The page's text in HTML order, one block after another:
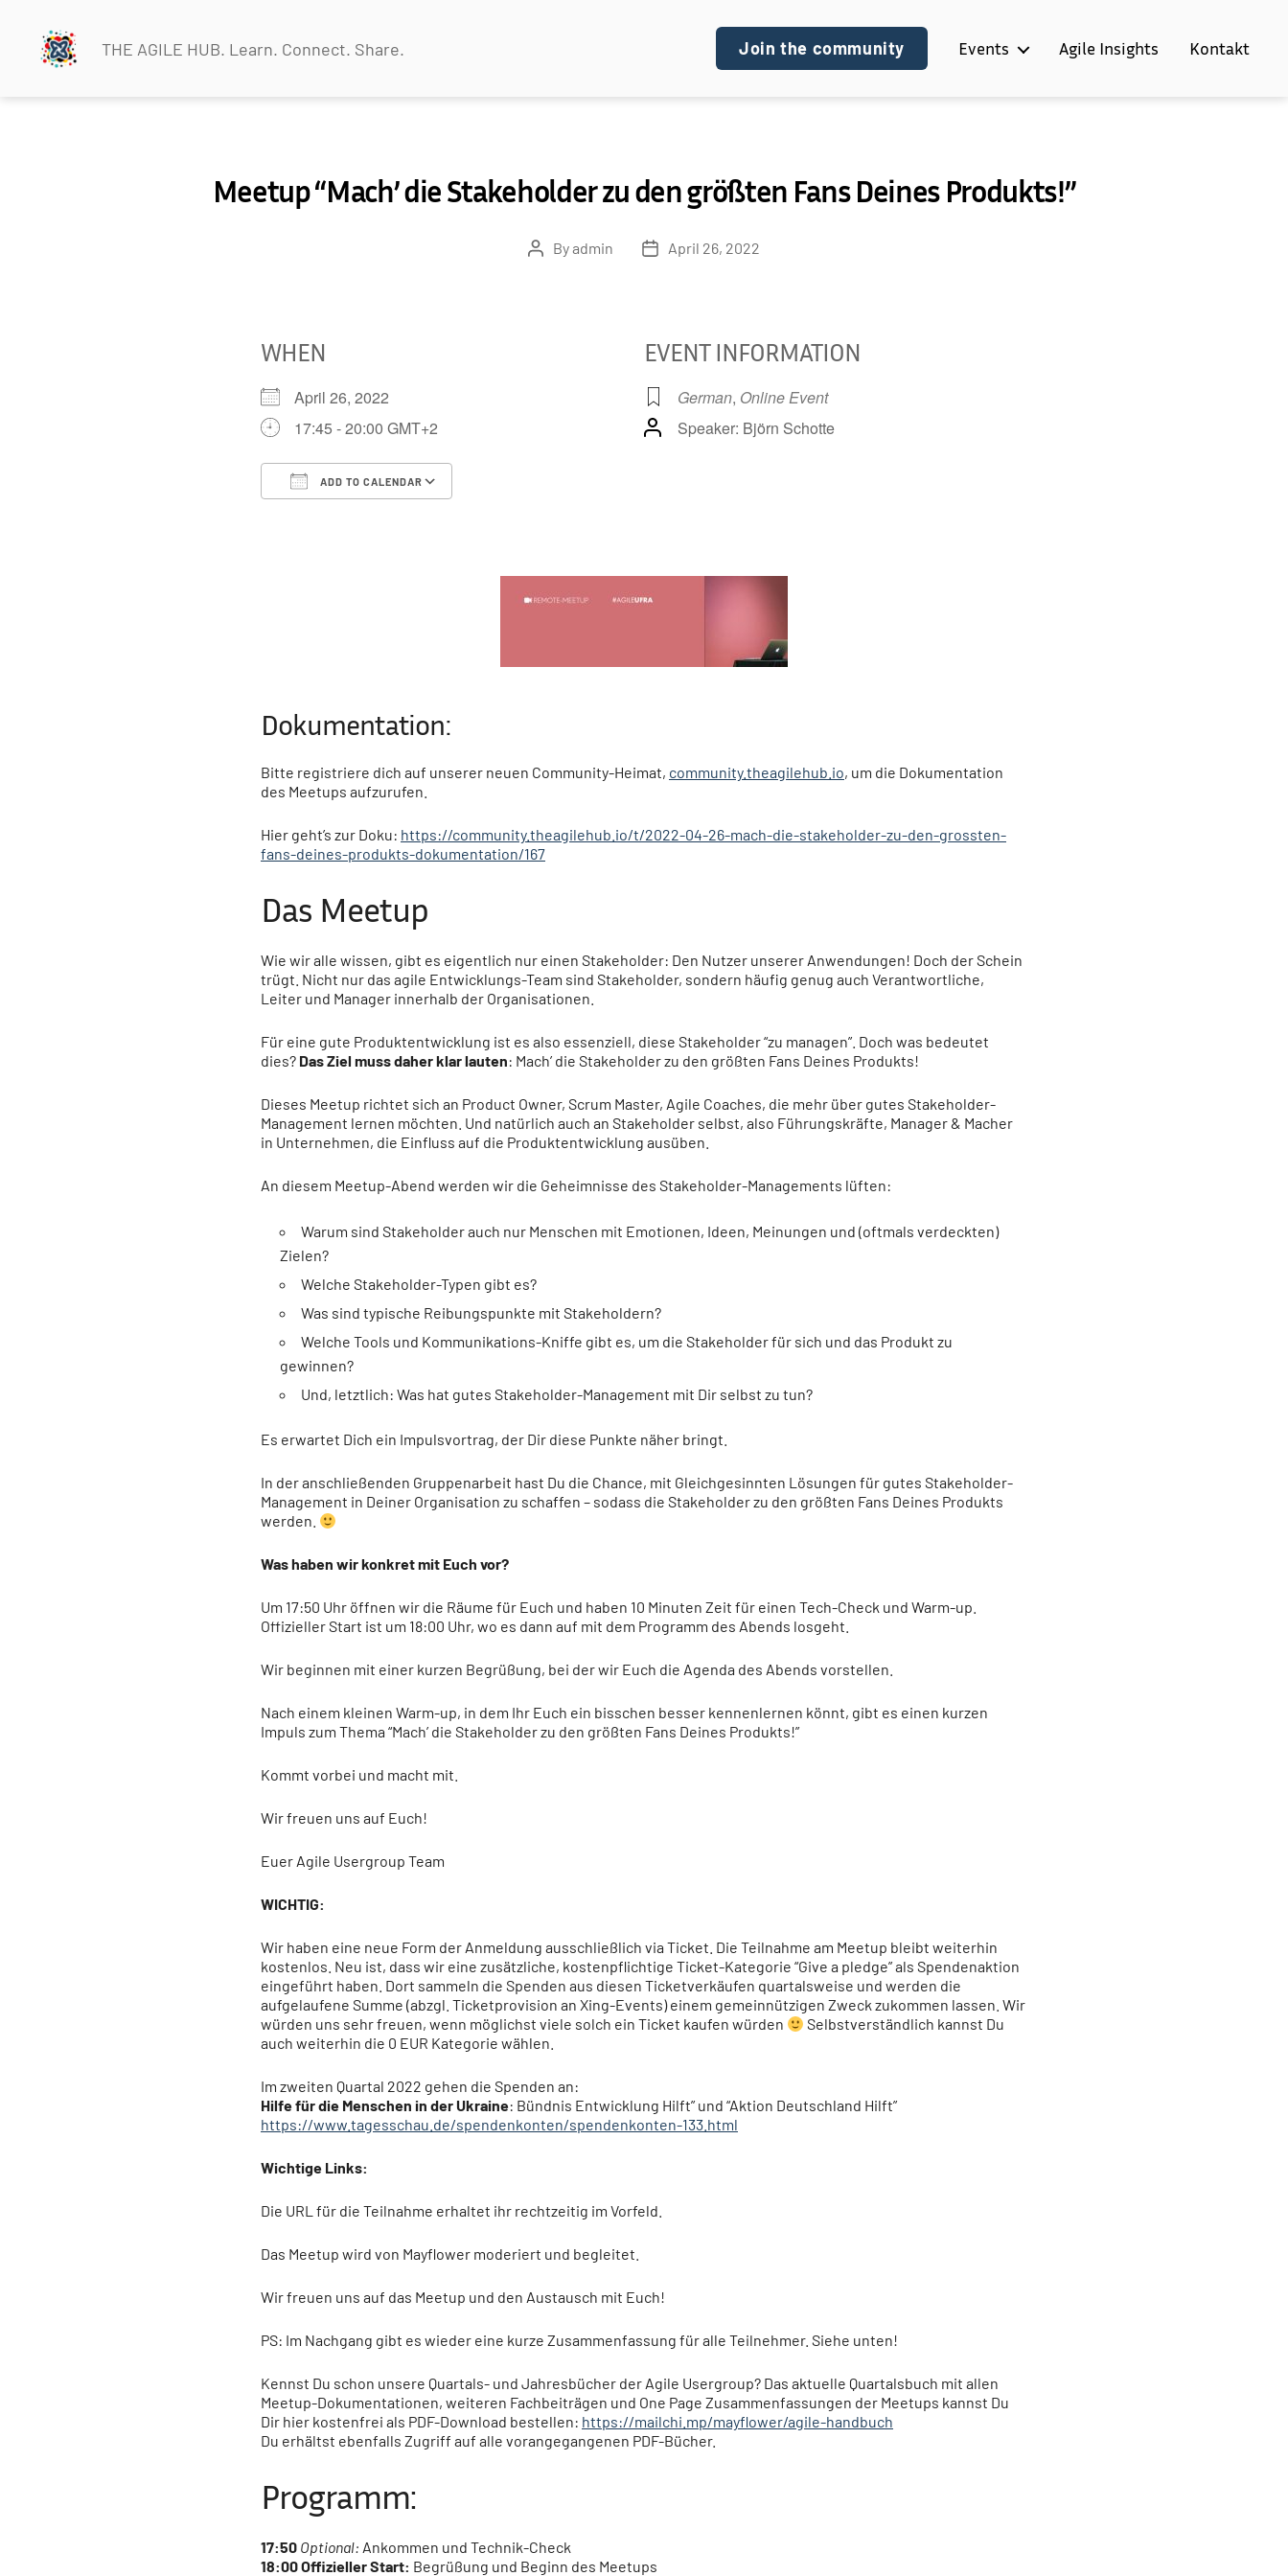
THE AGILE HUB. Learn. Connect. Share. Join the community Events Agile Insights Kontakt
Meetup “Mach’ die Stakeholder zu den größten Fans Deines Produkts!”
Post
Byadmin
PostApril 26, 2022
WHEN
April 26, 2022
17:45 - 20:00 GMT+2
ADD TO CALENDAR
EVENT INFORMATION
German, Online Event
Speaker: Björn Schotte
Dokumentation:
Bitte registriere dich auf unserer neuen Community-Heimat, community.theagilehub.io, um die Dokumentation
des Meetups aufzurufen.
Hier geht’s zur Doku: https://community.theagilehub.io/t/2022-04-26-mach-die-stakeholder-zu-den-grossten-
fans-deines-produkts-dokumentation/167
Das Meetup
Wie wir alle wissen, gibt es eigentlich nur einen Stakeholder: Den Nutzer unserer Anwendungen! Doch der Schein
trügt. Nicht nur das agile Entwicklungs-Team sind Stakeholder, sondern häufig genug auch Verantwortliche,
Leiter und Manager innerhalb der Organisationen.
Für eine gute Produktentwicklung ist es also essenziell, diese Stakeholder “zu managen”. Doch was bedeutet
dies? Das Ziel muss daher klar lauten: Mach’ die Stakeholder zu den größten Fans Deines Produkts!
Dieses Meetup richtet sich an Product Owner, Scrum Master, Agile Coaches, die mehr über gutes Stakeholder-
Management lernen möchten. Und natürlich auch an Stakeholder selbst, also Führungskräfte, Manager & Macher
in Unternehmen, die Einfluss auf die Produktentwicklung ausüben.
An diesem Meetup-Abend werden wir die Geheimnisse des Stakeholder-Managements lüften:
Warum sind Stakeholder auch nur Menschen mit Emotionen, Ideen, Meinungen und (oftmals verdeckten)
Zielen?
Welche Stakeholder-Typen gibt es?
Was sind typische Reibungspunkte mit Stakeholdern?
Welche Tools und Kommunikations-Kniffe gibt es, um die Stakeholder für sich und das Produkt zu
gewinnen?
Und, letztlich: Was hat gutes Stakeholder-Management mit Dir selbst zu tun?
Es erwartet Dich ein Impulsvortrag, der Dir diese Punkte näher bringt.
In der anschließenden Gruppenarbeit hast Du die Chance, mit Gleichgesinnten Lösungen für gutes Stakeholder-
Management in Deiner Organisation zu schaffen – sodass die Stakeholder zu den größten Fans Deines Produkts
werden.
Was haben wir konkret mit Euch vor?
Um 17:50 Uhr öffnen wir die Räume für Euch und haben 10 Minuten Zeit für einen Tech-Check und Warm-up.
Offizieller Start ist um 18:00 Uhr, wo es dann auf mit dem Programm des Abends losgeht.
Wir beginnen mit einer kurzen Begrüßung, bei der wir Euch die Agenda des Abends vorstellen.
Nach einem kleinen Warm-up, in dem Ihr Euch ein bisschen besser kennenlernen könnt, gibt es einen kurzen
Impuls zum Thema “Mach’ die Stakeholder zu den größten Fans Deines Produkts!”
Kommt vorbei und macht mit.
Wir freuen uns auf Euch!
Euer Agile Usergroup Team
WICHTIG:
Wir haben eine neue Form der Anmeldung ausschließlich via Ticket. Die Teilnahme am Meetup bleibt weiterhin
kostenlos. Neu ist, dass wir eine zusätzliche, kostenpflichtige Ticket-Kategorie “Give a pledge” als Spendenaktion
eingeführt haben. Dort sammeln die Spenden aus diesen Ticketverkäufen quartalsweise und werden die
aufgelaufene Summe (abzgl. Ticketprovision an Xing-Events) einem gemeinnützigen Zweck zukommen lassen. Wir
würden uns sehr freuen, wenn möglichst viele solch ein Ticket kaufen würden
Selbstverständlich kannst Du
auch weiterhin die 0 EUR Kategorie wählen.
Im zweiten Quartal 2022 gehen die Spenden an:
Hilfe für die Menschen in der Ukraine: Bündnis Entwicklung Hilft” und “Aktion Deutschland Hilft”
https://www.tagesschau.de/spendenkonten/spendenkonten-133.html
Wichtige Links:
Die URL für die Teilnahme erhaltet ihr rechtzeitig im Vorfeld.
Das Meetup wird von Mayflower moderiert und begleitet.
Wir freuen uns auf das Meetup und den Austausch mit Euch!
PS: Im Nachgang gibt es wieder eine kurze Zusammenfassung für alle Teilnehmer. Siehe unten!
Kennst Du schon unsere Quartals- und Jahresbücher der Agile Usergroup? Das aktuelle Quartalsbuch mit allen
Meetup-Dokumentationen, weiteren Fachbeiträgen und One Page Zusammenfassungen der Meetups kannst Du
Dir hier kostenfrei als PDF-Download bestellen: https://mailchi.mp/mayflower/agile-handbuch
Du erhältst ebenfalls Zugriff auf alle vorangegangenen PDF-Bücher.
Programm:
17:50 Optional: Ankommen und Technik-Check
18:00Offizieller Start: Begrüßung und Beginn des Meetups